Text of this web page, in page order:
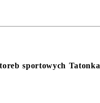
sportowych Tatonka